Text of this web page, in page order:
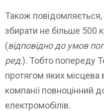
Також
збирати не більше 500
(відповідно до умов
ред.). Тобто попереду
протягом яких
компанії повноцінний
електромобілів.